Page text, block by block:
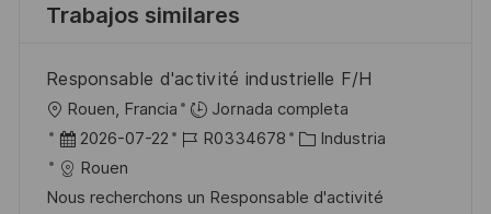
Trabajos similares
Responsable d'activité industrielle F/H
U
b
c
Rouen, Francia
Jornada completa
F
e
c
2026-07-22
I
d
R0334678
C
t
Industria
Rouen
Nous recherchons un Responsable d'activité